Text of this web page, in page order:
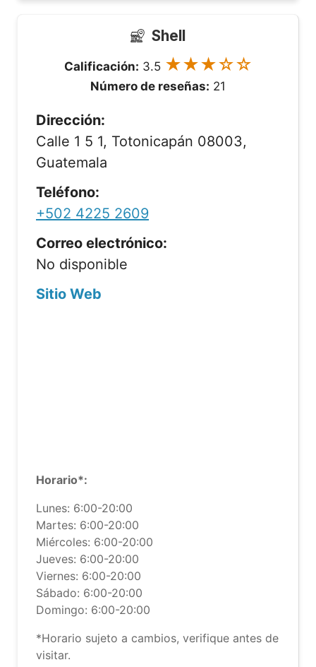
Shell
Calificación: 3.5 ★★★☆☆
Número de reseñas: 21
Dirección:
Calle 1 5 1, Totonicapán 08003,
Guatemala
Teléfono:
+502 4225 2609
Correo electrónico:
No disponible
Sitio Web
Horario*:
Lunes: 6:00-20:00
Martes: 6:00-20:00
Miércoles: 6:00-20:00
Jueves: 6:00-20:00
Viernes: 6:00-20:00
Sábado: 6:00-20:00
Domingo: 6:00-20:00
*Horario sujeto a cambios, verifique antes de
visitar.